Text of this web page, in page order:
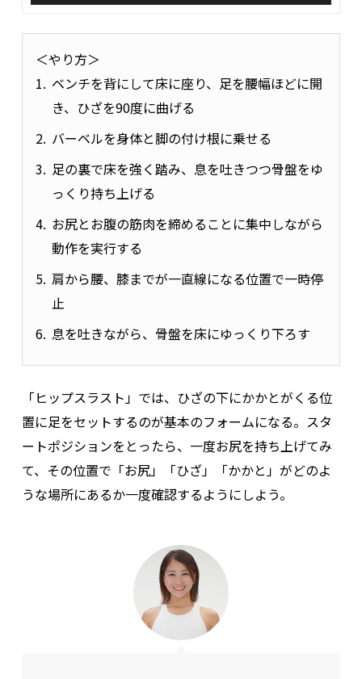
＜やり方＞
ベンチを背にして床に座り、足を腰幅ほどに開
き、ひざを90度に曲げる
バーベルを身体と脚の付け根に乗せる
足の裏で床を強く踏み、息を吐きつつ骨盤をゆ
っくり持ち上げる
お尻とお腹の筋肉を締めることに集中しながら
動作を実行する
肩から腰、膝までが一直線になる位置で一時停
止
息を吐きながら、骨盤を床にゆっくり下ろす
「ヒップスラスト」では、ひざの下にかかとがくる位
置に足をセットするのが基本のフォームになる。スタ
ートポジションをとったら、一度お尻を持ち上げてみ
て、その位置で「お尻」「ひざ」「かかと」がどのよ
うな場所にあるか一度確認するようにしよう。